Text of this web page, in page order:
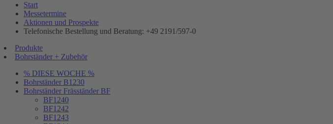
Start
Messetermine
Aktionen und Prospekte
Telefonische Bestellung und Beratung: +49 2191/597-0
Produkte
Bohrständer + Zubehör
% DIESE WOCHE %
Bohrständer B1230
Bohrständer Fräsständer BF
BF1240
BF1242
BF1243